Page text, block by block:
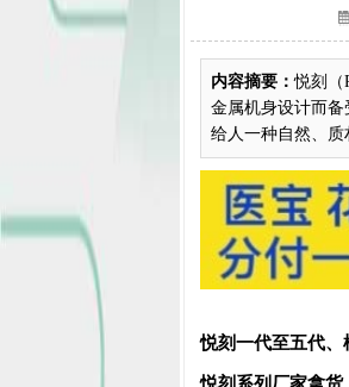
内容摘要：悦刻（
金属机身设计而备
给人一种自然、质
悦刻一代至五代